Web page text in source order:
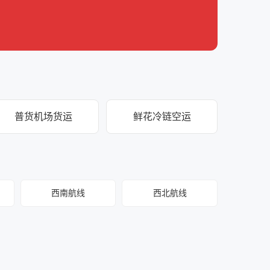
普货机场货运 鲜花冷链空运
西南航线 西北航线